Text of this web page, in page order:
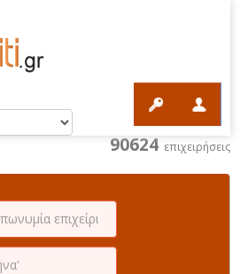
90624 επιχειρήσεις